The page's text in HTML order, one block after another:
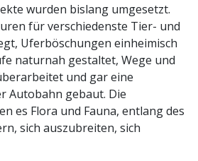
wurden bislang umgesetzt.
für verschiedenste Tier- und
Uferböschungen einheimisch
naturnah gestaltet, Wege und
und gar eine
Autobahn gebaut. Die
es Flora und Fauna, entlang des
sich auszubreiten, sich